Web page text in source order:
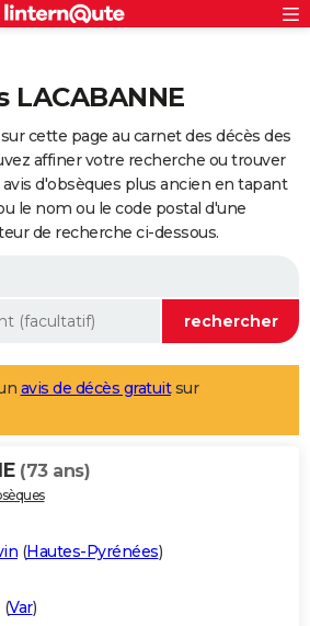
LACABANNE
cette page au carnet des décès des
affiner votre recherche ou trouver
d'obsèques plus ancien en tapant
le nom ou le code postal d'une
de recherche ci-dessous.
avis de décès gratuitsur
(73 ans)
(Hautes-Pyrénées)
(Var)